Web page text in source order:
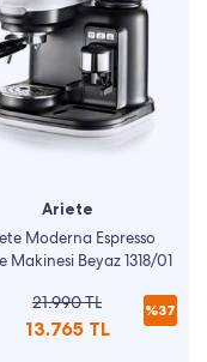
Ariete
Moderna Espresso
Makinesi Beyaz 1318/01
21.990 TL
13.765 TL
%37